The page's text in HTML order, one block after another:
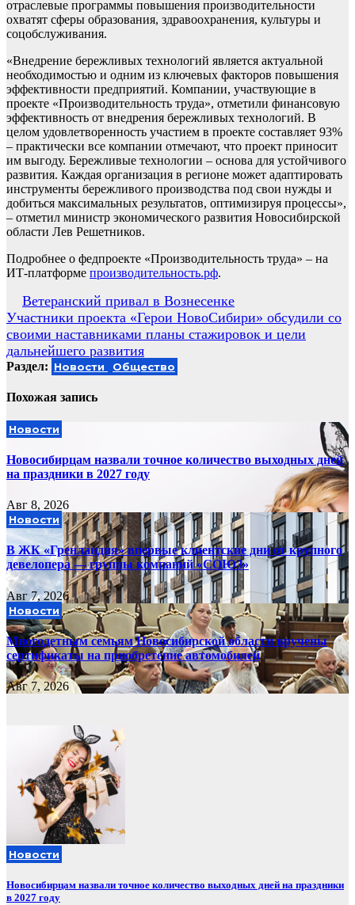
отраслевые программы повышения производительности
охватят сферы образования, здравоохранения, культуры и
соцобслуживания.
«Внедрение бережливых технологий является актуальной
необходимостью и одним из ключевых факторов повышения
эффективности предприятий. Компании, участвующие в
проекте «Производительность труда», отметили финансовую
эффективность от внедрения бережливых технологий. В
целом удовлетворенность участием в проекте составляет 93%
– практически все компании отмечают, что проект приносит
им выгоду. Бережливые технологии – основа для устойчивого
развития. Каждая организация в регионе может адаптировать
инструменты бережливого производства под свои нужды и
добиться максимальных результатов, оптимизируя процессы»,
– отметил министр экономического развития Новосибирской
области Лев Решетников.
Подробнее о федпроекте «Производительность труда» – на
ИТ-платформе производительность.рф.
Навигация
по
записям
Ветеранский привал в Вознесенке
Участники проекта «Герои НовоСибири» обсудили со
своими наставниками планы стажировок и цели
дальнейшего развития
Раздел: Новости Общество
Похожая запись
Новости
Новосибирцам назвали точное количество выходных дней
на праздники в 2027 году
Авг 8, 2026
Новости
В ЖК «Гренландия» впервые клиентские дни от крупного
девелопера — группы компаний «СОЮЗ»
Авг 7, 2026
Новости
Многодетным семьям Новосибирской области вручены
сертификаты на приобретение автомобилей
Авг 7, 2026
Новости
Новосибирцам назвали точное количество выходных дней на праздники
в 2027 году